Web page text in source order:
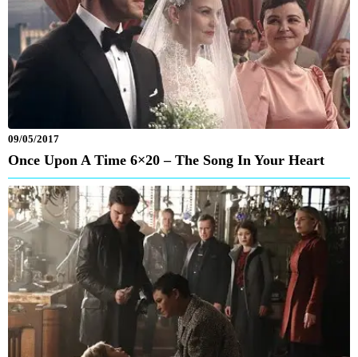
09/05/2017
Once Upon A Time 6×20 – The Song In Your Heart